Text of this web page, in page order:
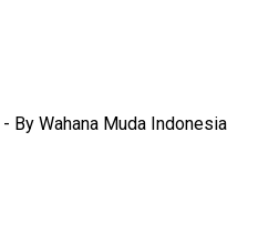
- By Wahana Muda Indonesia